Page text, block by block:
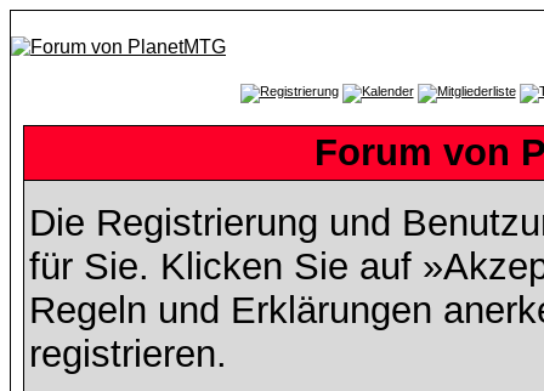
Forum von
Die Registrierung und
für Sie. Klicken Sie auf
Regeln und Erklärungen
registrieren.